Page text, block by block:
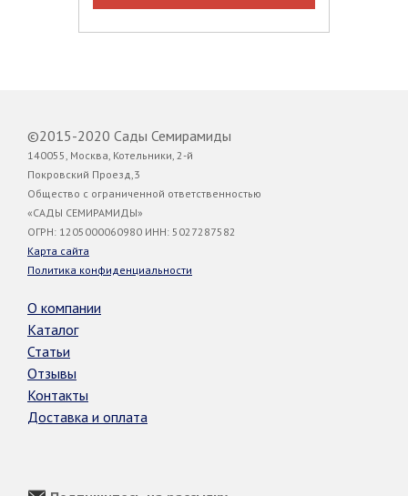
©2015-2020 Сады Семирамиды
140055, Москва, Котельники, 2-й
Покровский Проезд,3
Общество с ограниченной ответственностью
«САДЫ СЕМИРАМИДЫ»
ОГРН: 1205000060980 ИНН: 5027287582
Карта сайта
Политика конфиденциальности
О компании
Каталог
Статьи
Отзывы
Контакты
Доставка и оплата